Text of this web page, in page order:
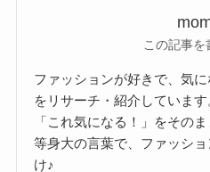
この記事を
ファッションが好きで、気
をリサーチ・紹介しています
「これ気になる！」をそのま
等身大の言葉で、ファッシ
け♪